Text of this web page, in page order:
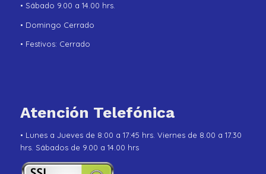
• Sábado 9.00 a 14.00 hrs.
• Domingo Cerrado
• Festivos: Cerrado
Atención Telefónica
• Lunes a Jueves de 8:00 a 17:45 hrs. Viernes de 8.00 a 17.30
hrs. Sábados de 9.00 a 14.00 hrs